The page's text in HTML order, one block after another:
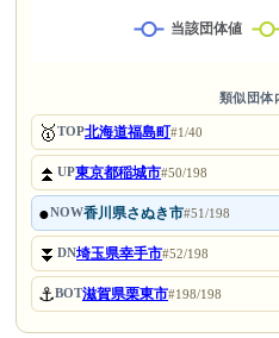
類似団体
🥇TOP北海道福島町#1/40
⏫UP東京都稲城市#50/198
●NOW香川県さぬき市#51/198
⏬DN埼玉県幸手市#52/198
⚓BOT滋賀県栗東市#198/198